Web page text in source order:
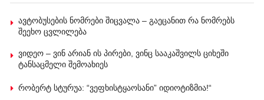
ავტობუსების ნომრები შიცვალა – გაეცანით რა ნომრებს
შეეხო ცვლილება
ვიდეო – ვინ არიან ის პირები, ვინც სააკაშვილს ციხეში
ტანსაცმელი შემოახიეს
რობერტ სტურუა: “ვეფხისტყაოსანი” იდიოტიზმია!“